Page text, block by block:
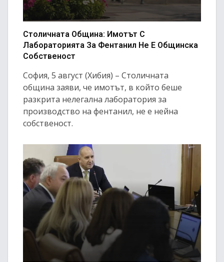
Столичната Община: Имотът С
Лабораторията За Фентанил Не Е Общинска
Собственост
София, 5 август (Хибия) – Столичната
община заяви, че имотът, в който беше
разкрита нелегална лаборатория за
производство на фентанил, не е нейна
собственост.